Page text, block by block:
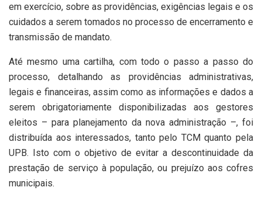
em exercício, sobre as providências, exigências legais e os
cuidados a serem tomados no processo de encerramento e
transmissão de mandato.
Até mesmo uma cartilha, com todo o passo a passo do
processo, detalhando as providências administrativas,
legais e financeiras, assim como as informações e dados a
serem obrigatoriamente disponibilizadas aos gestores
eleitos – para planejamento da nova administração –, foi
distribuída aos interessados, tanto pelo TCM quanto pela
UPB. Isto com o objetivo de evitar a descontinuidade da
prestação de serviço à população, ou prejuízo aos cofres
municipais.